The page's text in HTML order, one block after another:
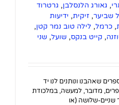
, גאורג הלנסלבן, גרטרוד
שביער, זיקית, ידיעות
, כרמל, לילה טוב נמר קטן,
, קייט בנקס, שועל, שני
שאהבנו ונותנים לנו יד
מדובר, למעשה, במלכודת
שניים-שלושה (או